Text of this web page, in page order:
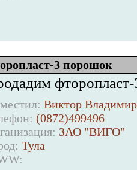
3 порошок
Виктор
(0872)499496
ЗАО "ВИГО"
Тула